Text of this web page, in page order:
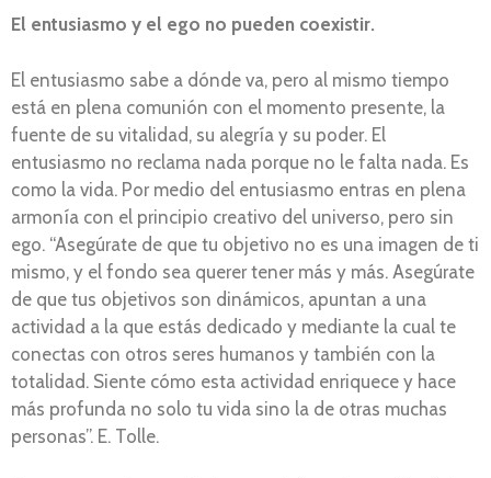
El entusiasmo y el ego no pueden coexistir.
El entusiasmo sabe a dónde va, pero al mismo tiempo
está en plena comunión con el momento presente, la
fuente de su vitalidad, su alegría y su poder. El
entusiasmo no reclama nada porque no le falta nada. Es
como la vida. Por medio del entusiasmo entras en plena
armonía con el principio creativo del universo, pero sin
ego. “Asegúrate de que tu objetivo no es una imagen de ti
mismo, y el fondo sea querer tener más y más. Asegúrate
de que tus objetivos son dinámicos, apuntan a una
actividad a la que estás dedicado y mediante la cual te
conectas con otros seres humanos y también con la
totalidad. Siente cómo esta actividad enriquece y hace
más profunda no solo tu vida sino la de otras muchas
personas”. E. Tolle.